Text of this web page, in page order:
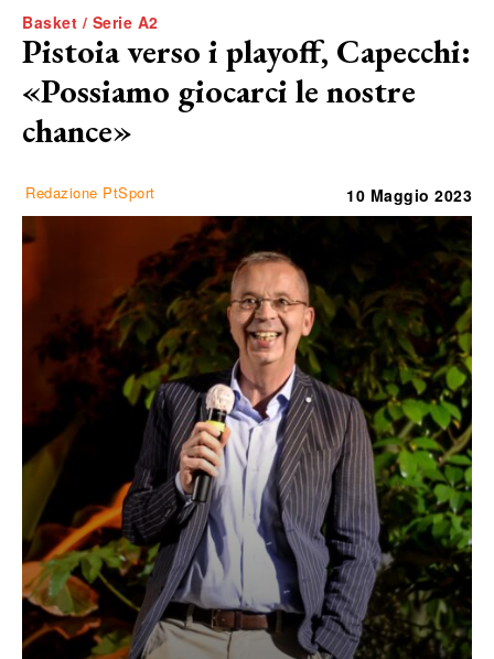
Basket / Serie A2
Pistoia verso i playoff, Capecchi:
«Possiamo giocarci le nostre
chance»
Redazione PtSport 10 Maggio 2023